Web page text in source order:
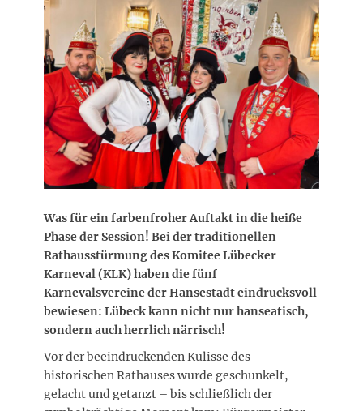
Was für ein farbenfroher Auftakt in die heiße
Phase der Session! Bei der traditionellen
Rathausstürmung des Komitee Lübecker
Karneval (KLK) haben die fünf
Karnevalsvereine der Hansestadt eindrucksvoll
bewiesen: Lübeck kann nicht nur hanseatisch,
sondern auch herrlich närrisch!
Vor der beeindruckenden Kulisse des
historischen Rathauses wurde geschunkelt,
gelacht und getanzt – bis schließlich der